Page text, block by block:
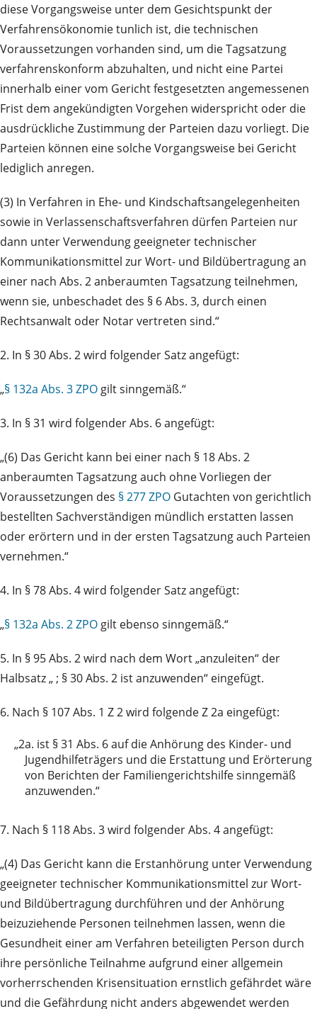
diese Vorgangsweise unter dem Gesichtspunkt der
Verfahrensökonomie tunlich ist, die technischen
Voraussetzungen vorhanden sind, um die Tagsatzung
verfahrenskonform abzuhalten, und nicht eine Partei
innerhalb einer vom Gericht festgesetzten angemessenen
Frist dem angekündigten Vorgehen widerspricht oder die
ausdrückliche Zustimmung der Parteien dazu vorliegt. Die
Parteien können eine solche Vorgangsweise bei Gericht
lediglich anregen.
(3) In Verfahren in Ehe- und Kindschaftsangelegenheiten
sowie in Verlassenschaftsverfahren dürfen Parteien nur
dann unter Verwendung geeigneter technischer
Kommunikationsmittel zur Wort- und Bildübertragung an
einer nach Abs. 2 anberaumten Tagsatzung teilnehmen,
wenn sie, unbeschadet des § 6 Abs. 3, durch einen
Rechtsanwalt oder Notar vertreten sind.“
2. In § 30 Abs. 2 wird folgender Satz angefügt:
„§ 132a Abs. 3 ZPOgilt sinngemäß.“
3. In § 31 wird folgender Abs. 6 angefügt:
„(6) Das Gericht kann bei einer nach § 18 Abs. 2
anberaumten Tagsatzung auch ohne Vorliegen der
Voraussetzungen des § 277 ZPO Gutachten von gerichtlich
bestellten Sachverständigen mündlich erstatten lassen
oder erörtern und in der ersten Tagsatzung auch Parteien
vernehmen.“
4. In § 78 Abs. 4 wird folgender Satz angefügt:
„§ 132a Abs. 2 ZPOgilt ebenso sinngemäß.“
5. In § 95 Abs. 2 wird nach dem Wort „anzuleiten“ der
Halbsatz „ ; § 30 Abs. 2 ist anzuwenden“ eingefügt.
6. Nach § 107 Abs. 1 Z 2 wird folgende Z 2a eingefügt:
„2a. ist § 31 Abs. 6 auf die Anhörung des Kinder- und
Jugendhilfeträgers und die Erstattung und Erörterung
von Berichten der Familiengerichtshilfe sinngemäß
anzuwenden.“
7. Nach § 118 Abs. 3 wird folgender Abs. 4 angefügt:
„(4) Das Gericht kann die Erstanhörung unter Verwendung
geeigneter technischer Kommunikationsmittel zur Wort-
und Bildübertragung durchführen und der Anhörung
beizuziehende Personen teilnehmen lassen, wenn die
Gesundheit einer am Verfahren beteiligten Person durch
ihre persönliche Teilnahme aufgrund einer allgemein
vorherrschenden Krisensituation ernstlich gefährdet wäre
und die Gefährdung nicht anders abgewendet werden